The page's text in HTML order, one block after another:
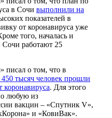
в Сочи выполнили на
показателей в
от коронавируса уже
того, началась и
Сочи работают 25
писал о том, что в
450 тысяч человек прошли
. Для этого
любую из
вакцин – «Спутник V»,
и «КовиВак».